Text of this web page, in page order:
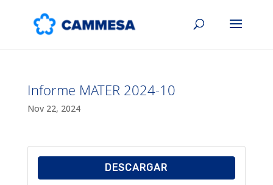
Informe MATER 2024-10
Nov 22, 2024
DESCARGAR